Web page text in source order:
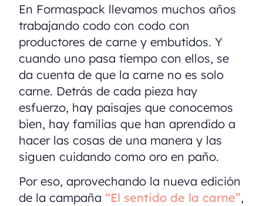
En Formaspack llevamos muchos años
trabajando codo con codo con
productores de carne y embutidos. Y
cuando uno pasa tiempo con ellos, se
da cuenta de que la carne no es solo
carne. Detrás de cada pieza hay
esfuerzo, hay paisajes que conocemos
bien, hay familias que han aprendido a
hacer las cosas de una manera y las
siguen cuidando como oro en paño.
Por eso, aprovechando la nueva edición
de la campaña “El sentido de la carne”,